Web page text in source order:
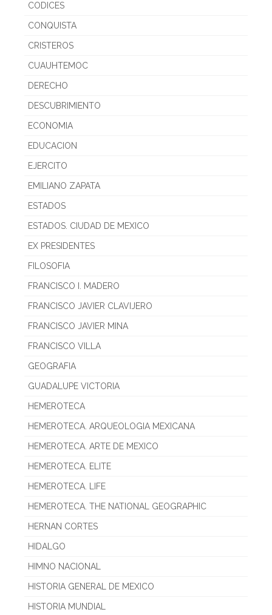
CODICES
CONQUISTA
CRISTEROS
CUAUHTEMOC
DERECHO
DESCUBRIMIENTO
ECONOMIA
EDUCACION
EJERCITO
EMILIANO ZAPATA
ESTADOS
ESTADOS. CIUDAD DE MEXICO
EX PRESIDENTES
FILOSOFIA
FRANCISCO I. MADERO
FRANCISCO JAVIER CLAVIJERO
FRANCISCO JAVIER MINA
FRANCISCO VILLA
GEOGRAFIA
GUADALUPE VICTORIA
HEMEROTECA
HEMEROTECA. ARQUEOLOGIA MEXICANA
HEMEROTECA. ARTE DE MEXICO
HEMEROTECA. ELITE
HEMEROTECA. LIFE
HEMEROTECA. THE NATIONAL GEOGRAPHIC
HERNAN CORTES
HIDALGO
HIMNO NACIONAL
HISTORIA GENERAL DE MEXICO
HISTORIA MUNDIAL